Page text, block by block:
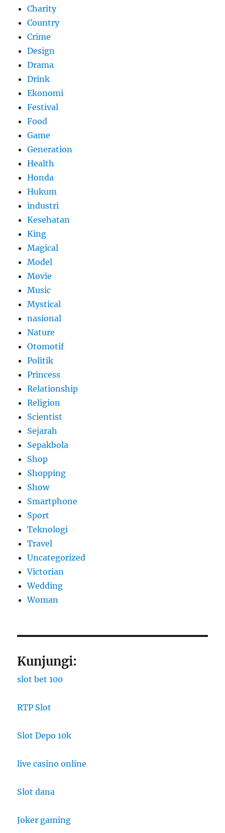
Charity
Country
Crime
Design
Drama
Drink
Ekonomi
Festival
Food
Game
Generation
Health
Honda
Hukum
industri
Kesehatan
King
Magical
Model
Movie
Music
Mystical
nasional
Nature
Otomotif
Politik
Princess
Relationship
Religion
Scientist
Sejarah
Sepakbola
Shop
Shopping
Show
Smartphone
Sport
Teknologi
Travel
Uncategorized
Victorian
Wedding
Woman
Kunjungi:
slot bet 100
RTP Slot
Slot Depo 10k
live casino online
Slot dana
Joker gaming